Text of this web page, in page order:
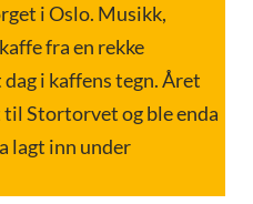
i Oslo. Musikk,
fra en rekke
i kaffens tegn. Året
Stortorvet og ble enda
lagt inn under